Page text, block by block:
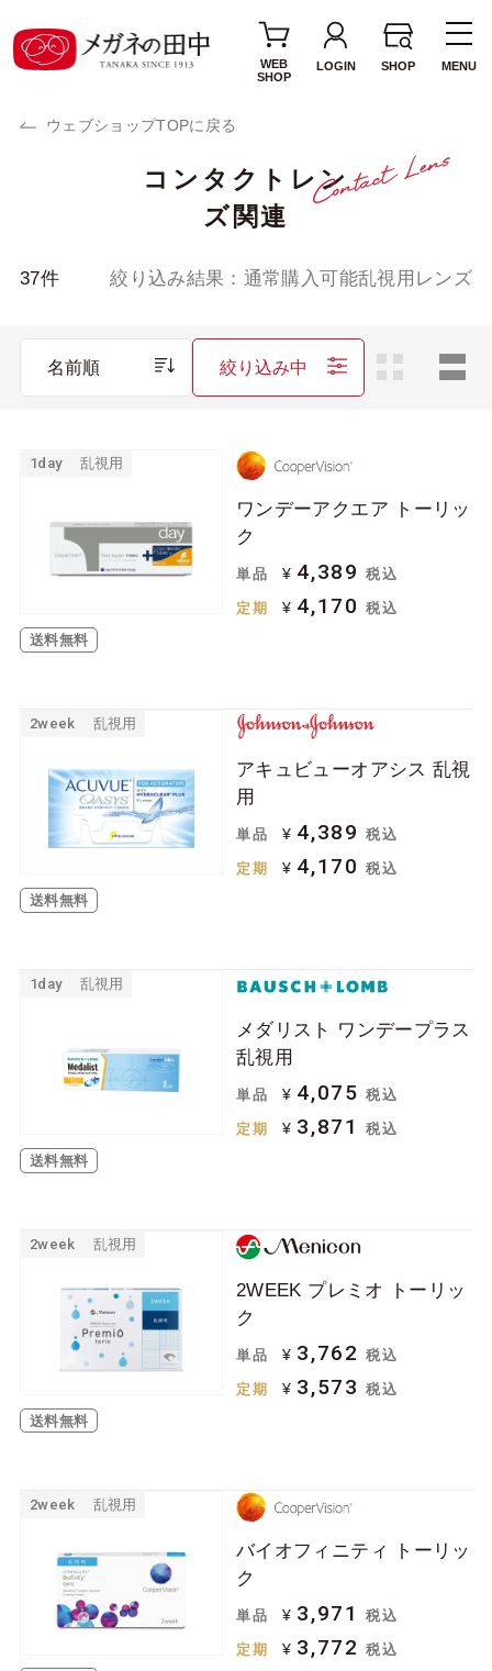
WEB
SHOP
LOGIN SHOP MENU
ウェブショップTOPに戻る
コンタクトレン
ズ関連
37件 絞り込み結果： 通常購入可能乱視用レンズ
名前順 絞り込み中
使用期間・タイプ
1MONTH(1ヶ月交
カラーレンズ
サークルレンズ
乱視用レンズ
遠近両用レンズ
ブランド・メーカー
ソン
ボシュロム
クーパービジョン
シード
メニコン
ロート
ケア用品
ソフトコンタクトレ
ンズ用
ハードコンタクトレ
ンズ用
その他関連用品
1day 乱視用
送料無料
ワンデーアクエア トーリッ
ク
単品 ¥ 4,389 税込
定期 ¥ 4,170 税込
2week 乱視用
送料無料
アキュビューオアシス 乱視
用
単品 ¥ 4,389 税込
定期 ¥ 4,170 税込
1day 乱視用
送料無料
メダリスト ワンデープラス
乱視用
単品 ¥ 4,075 税込
定期 ¥ 3,871 税込
2week 乱視用
送料無料
2WEEK プレミオ トーリッ
ク
単品 ¥ 3,762 税込
定期 ¥ 3,573 税込
2week 乱視用
バイオフィニティ トーリッ
ク
単品 ¥ 3,971 税込
定期 ¥ 3,772 税込